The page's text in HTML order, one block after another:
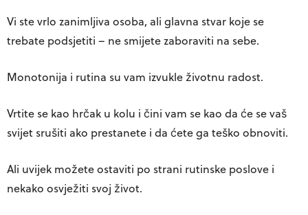
Vi ste vrlo zanimljiva osoba, ali glavna stvar koje se
trebate podsjetiti – ne smijete zaboraviti na sebe.
Monotonija i rutina su vam izvukle životnu radost.
Vrtite se kao hrčak u kolu i čini vam se kao da će se vaš
svijet srušiti ako prestanete i da ćete ga teško obnoviti.
Ali uvijek možete ostaviti po strani rutinske poslove i
nekako osvježiti svoj život.